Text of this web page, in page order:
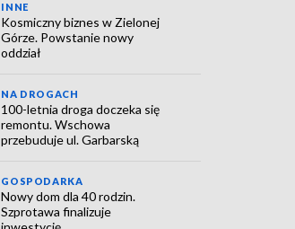
INNE
Kosmiczny biznes w Zielonej
Górze. Powstanie nowy
oddział
NA DROGACH
100-letnia droga doczeka się
remontu. Wschowa
przebuduje ul. Garbarską
GOSPODARKA
Nowy dom dla 40 rodzin.
Szprotawa finalizuje